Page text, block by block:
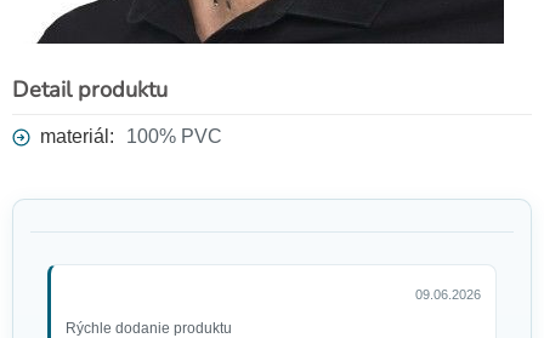
Detail produktu
materiál: 100% PVC
09.06.2026
Rýchle dodanie produktu